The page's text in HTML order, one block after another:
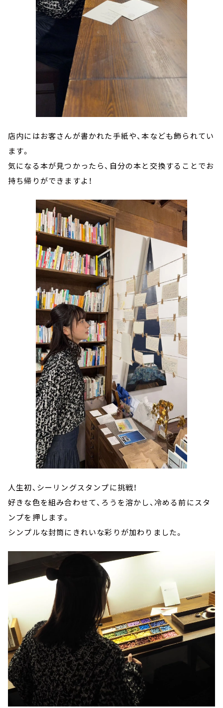
店内にはお客さんが書かれた手紙や、本なども飾られてい
ます。
気になる本が見つかったら、自分の本と交換することでお
持ち帰りができますよ！
人生初、シーリングスタンプに挑戦！
好きな色を組み合わせて、ろうを溶かし、冷める前にスタ
ンプを押します。
シンプルな封筒にきれいな彩りが加わりました。